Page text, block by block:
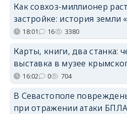
Как совхоз-миллионер
застройке: история земли
18:01 16 3380
Карты, книги, два станка:
выставка в музее
16:02 0 704
В Севастополе
при отражении атаки БПЛА